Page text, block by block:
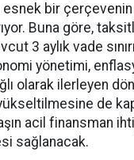
bir
Buna göre,
3 aylık vade
yönetimi,
olarak ilerleyen
de
acil finansman
sağlanacak.